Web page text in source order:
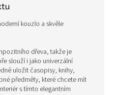
kouzlo a skvěle
dřeva, takže je
slouží i jako univerzální
uložit časopisy, knihy,
předměty, které chcete mít
s tímto elegantním